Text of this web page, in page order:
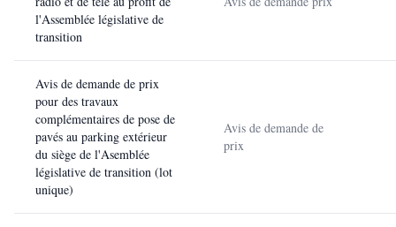
l'Assemblée législative de
transition
Avis de demande de prix
pour des travaux
complémentaires de pose de
pavés au parking extérieur
du siège de l'Asemblée
législative de transition (lot
unique)
Avis de demande de
prix